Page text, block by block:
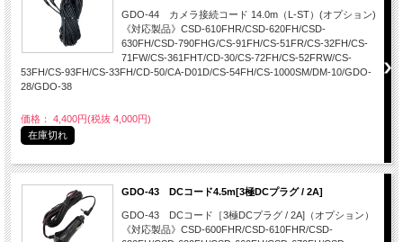
GDO-44 カメラ接続コード 14.0m（L-ST）(オプション)
《対応製品》CSD-610FHR/CSD-620FH/CSD-
630FH/CSD-790FHG/CS-91FH/CS-51FR/CS-32FH/CS-
71FW/CS-361FHT/CD-30/CS-72FH/CS-52FRW/CS-
53FH/CS-93FH/CS-33FH/CD-50/CA-D01D/CS-54FH/CS-1000SM/DM-10/GDO-
28/GDO-38
価格： 4,400円(税抜 4,000円)
在庫切れ
GDO-43 DCコード4.5m[3極DCプラグ / 2A]
GDO-43 DCコード［3極DCプラグ / 2A]（オプション）
《対応製品》CSD-600FHR/CSD-610FHR/CSD-